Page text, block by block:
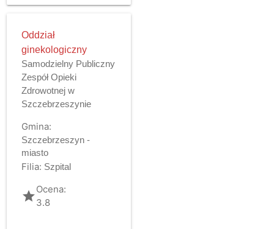
Oddział
ginekologiczny
Samodzielny Publiczny
Zespół Opieki
Zdrowotnej w
Szczebrzeszynie
Gmina:
Szczebrzeszyn -
miasto
Filia: Szpital
gradeOcena:
3.8